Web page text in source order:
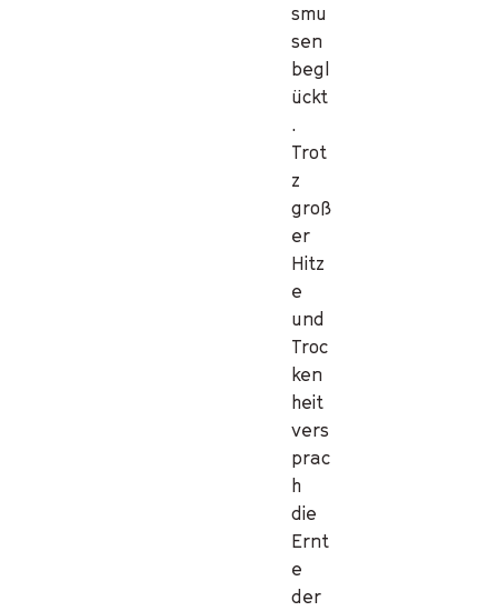
smu
sen
begl
ückt
.
Trot
z
groß
er
Hitz
e
und
Troc
ken
heit
vers
prac
h
die
Ernt
e
der